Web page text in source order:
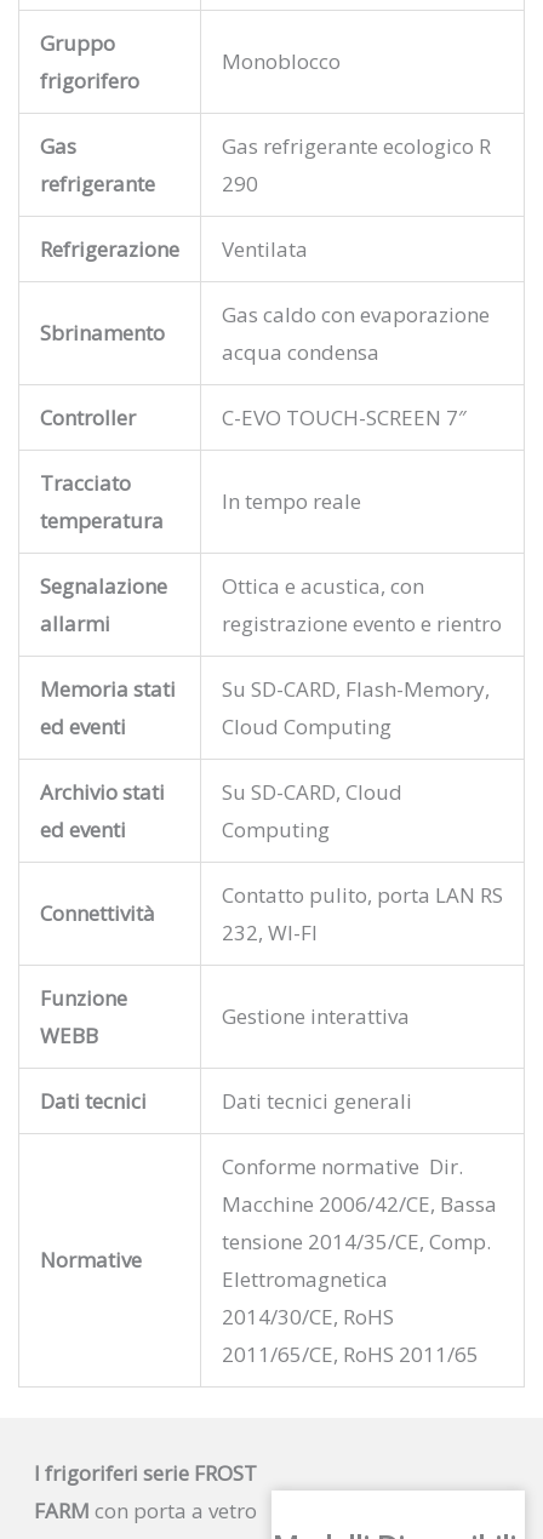
Gruppo
frigorifero
Monoblocco
Gas
refrigerante
Gas refrigerante ecologico R
290
Refrigerazione Ventilata
Sbrinamento
Gas caldo con evaporazione
acqua condensa
Controller C-EVO TOUCH-SCREEN 7″
Tracciato
temperatura
In tempo reale
Segnalazione
allarmi
Ottica e acustica, con
registrazione evento e rientro
Memoria stati
ed eventi
Su SD-CARD, Flash-Memory,
Cloud Computing
Archivio stati
ed eventi
Su SD-CARD, Cloud
Computing
Connettività
Contatto pulito, porta LAN RS
232, WI-FI
Funzione
WEBB
Gestione interattiva
Dati tecnici Dati tecnici generali
Normative
Conforme normative Dir.
Macchine 2006/42/CE, Bassa
tensione 2014/35/CE, Comp.
Elettromagnetica
2014/30/CE, RoHS
2011/65/CE, RoHS 2011/65
I frigoriferi serie FROST
FARM con porta a vetro